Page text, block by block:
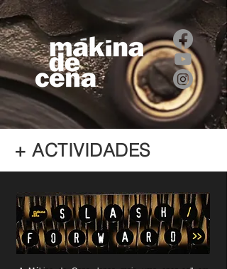
+ ACTIVIDADES